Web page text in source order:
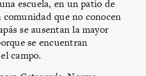
escuela, en un patio de
comunidad que no conocen
se ausentan la mayor
se encuentran
campo.